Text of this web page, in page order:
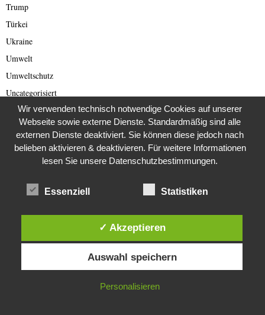
Trump
Türkei
Ukraine
Umwelt
Umweltschutz
Uncategorisiert
Ungarn Presse
Unkategorisiert
USA
Verlassene Orte
Vermisste
Versteinerungen
Diese Website verwendet Cookies. Durch die weitere Nutzung dieser
Website stimmst du der Verwendung von Cookies zu.
IN ORDNUNG
Wir verwenden technisch notwendige Cookies auf unserer
Webseite sowie externe Dienste. Standardmäßig sind alle
externen Dienste deaktiviert. Sie können diese jedoch nach
belieben aktivieren & deaktivieren. Für weitere Informationen
lesen Sie unsere Datenschutzbestimmungen.
Essenziell Statistiken
✓ Akzeptieren
Auswahl speichern
Personalisieren